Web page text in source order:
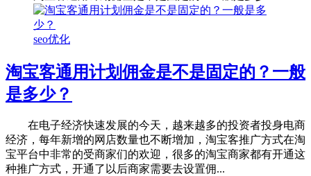
seo优化
淘宝客通用计划佣金是不是固定的？一般
是多少？
在电子经济快速发展的今天，越来越多的投资者投身电商
经济，每年新增的网店数量也不断增加，淘宝客推广方式在淘
宝平台中非常的受商家们的欢迎，很多的淘宝商家都有开通这
种推广方式，开通了以后商家需要去设置佣...